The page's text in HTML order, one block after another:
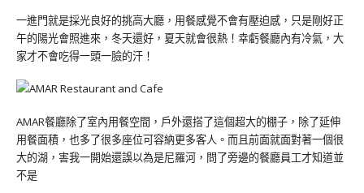
一進門就是採光良好的挑高大廳，用餐感覺不會有壓迫感，只是剛好正
午的陽光會照進來，冬天還好，夏天就會很熱！幸虧餐廳內有冷氣，大
家才不會吃得一頭一臉的汗！
AMAR餐廳除了室內用餐空間，戶外還搭了這個超大的棚子，除了延伸
用餐面積，也多了很多座位可容納更多客人。而且前面就面對著一個很
大的湖，害我一開始還誤以為是尼羅河，問了旁邊的餐廳員工才知道並
不是